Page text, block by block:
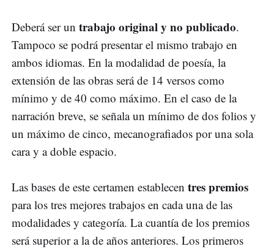
Deberá ser un trabajo original y no publicado.
Tampoco se podrá presentar el mismo trabajo en
ambos idiomas. En la modalidad de poesía, la
extensión de las obras será de 14 versos como
mínimo y de 40 como máximo. En el caso de la
narración breve, se señala un mínimo de dos folios y
un máximo de cinco, mecanografiados por una sola
cara y a doble espacio.
Las bases de este certamen establecen tres premios
para los tres mejores trabajos en cada una de las
modalidades y categoría. La cuantía de los premios
será superior a la de años anteriores. Los primeros